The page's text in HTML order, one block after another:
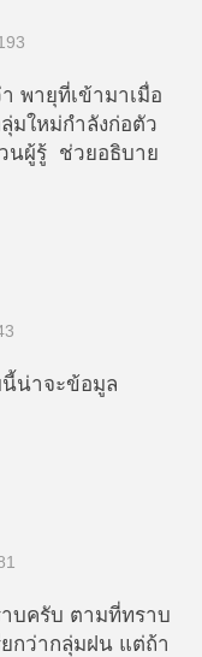
พายุที่เข้ามาเมื่อ
มใหม่กำลังก่อตัว
วนผู้รู้ ช่วยอธิบาย
นี้น่าจะข้อมูล
บครับ ตามที่ทราบ
กว่ากลุ่มฝน แต่ถ้า